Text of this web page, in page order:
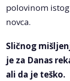
polovinom
novca.
Sličnog
je za Danas
ali da je teško.